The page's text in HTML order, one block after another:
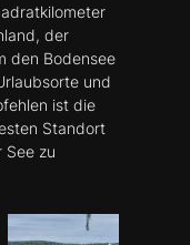
der
den Bodensee
und
ist die
Standort
See zu